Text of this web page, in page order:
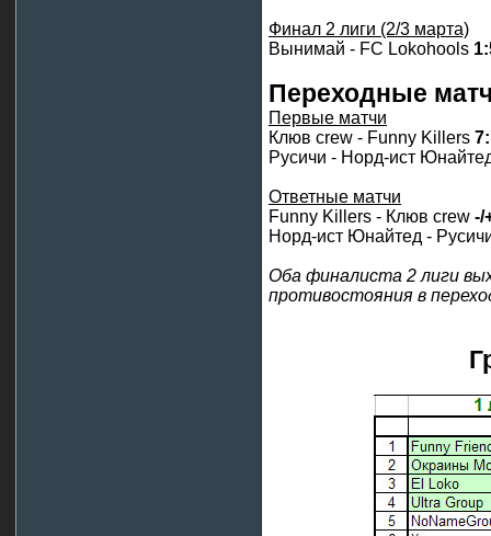
Финал 2 лиги (2/3 марта)
Вынимай - FC Lokohools
Переходные
Первые матчи
Клюв crew - Funny Killers
Русичи - Норд-ист
Ответные матчи
Funny Killers - Клюв crew -/
Норд-ист Юнайтед -
Оба финалиста 2 лиги
противостояния в